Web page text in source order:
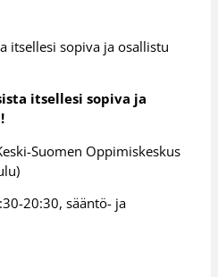
itsellesi sopiva ja osallistu
itsellesi sopiva ja
Suomen Oppimiskeskus
20:30, sääntö- ja